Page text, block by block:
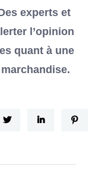
experts et
l’opinion
quant à une